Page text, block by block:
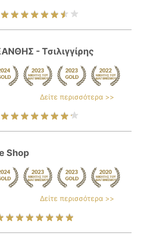
- Τσιλιγγίρης
Δείτε περισσότερα >>
Shop
Δείτε περισσότερα >>